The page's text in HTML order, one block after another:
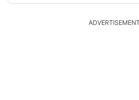
ADVERTISEMENT